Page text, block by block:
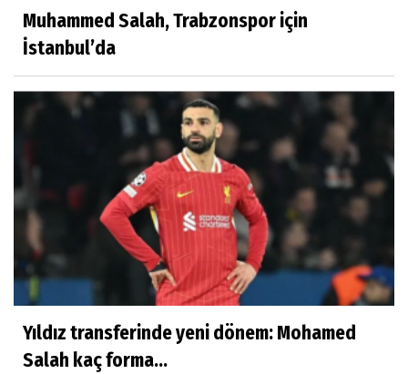
Muhammed Salah, Trabzonspor için
İstanbul’da
Yıldız transferinde yeni dönem: Mohamed
Salah kaç forma...